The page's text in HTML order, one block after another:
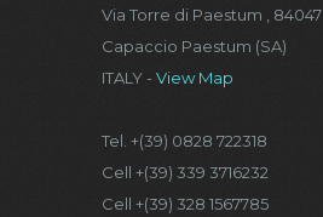
Via Torre di Paestum , 84047
Capaccio Paestum (SA)
ITALY - View Map
Tel. +(39) 0828 722318
Cell +(39) 339 3716232
Cell +(39) 328 1567785